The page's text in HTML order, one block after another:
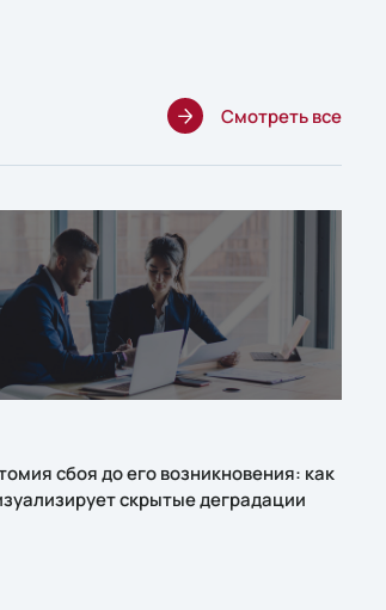
Смотреть все
сбоя до его возникновения: как
скрытые деградации